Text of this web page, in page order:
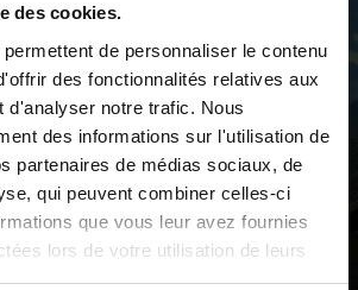
des cookies.
de personnaliser le contenu
des fonctionnalités relatives aux
d'analyser notre trafic. Nous
des informations sur l'utilisation de
partenaires de médias sociaux, de
qui peuvent combiner celles-ci
que vous leur avez fournies
lors de votre utilisation de leurs